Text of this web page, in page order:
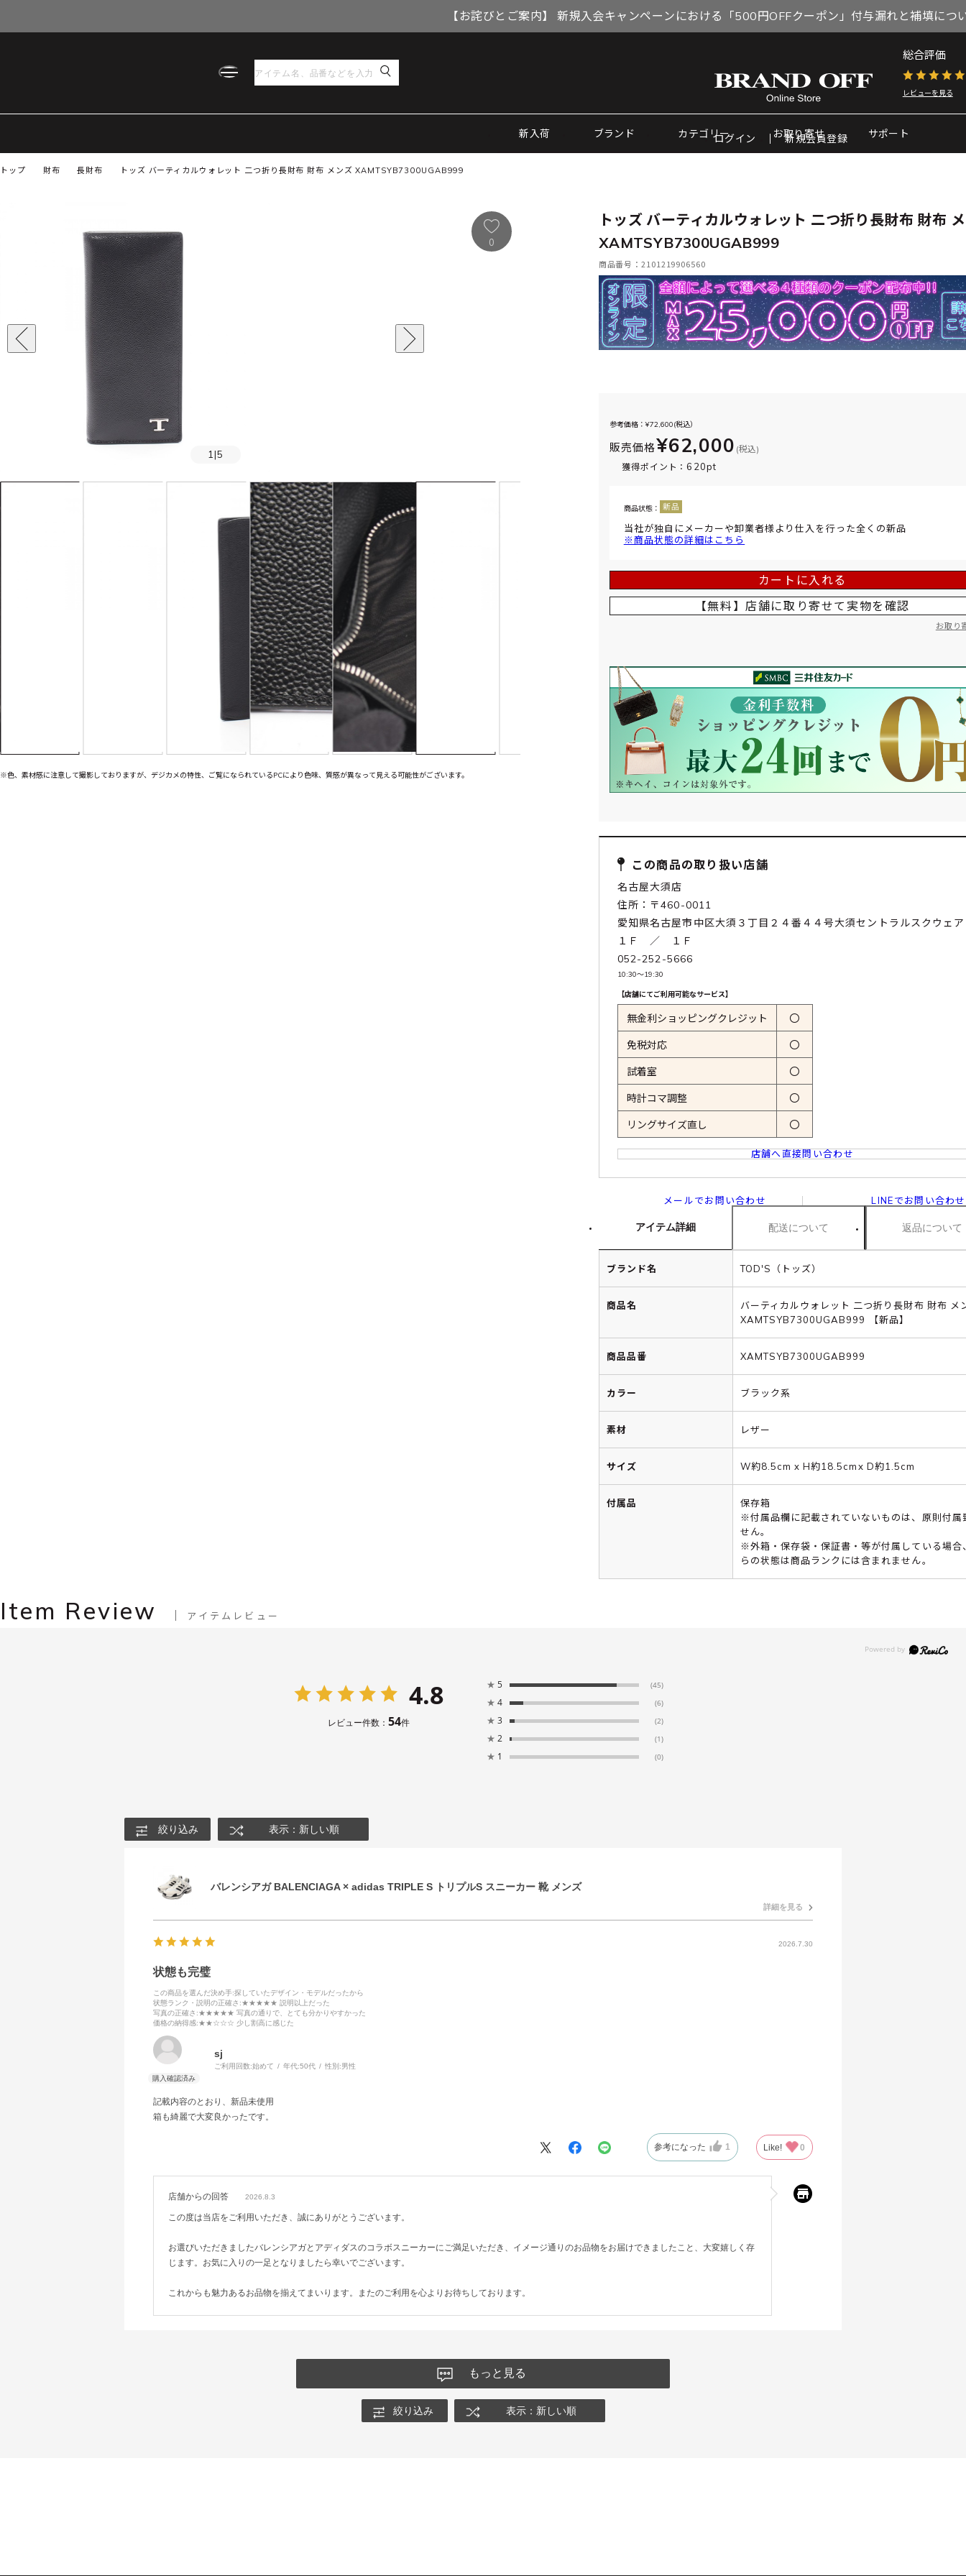
【お詫びとご案内】 新規入会キャンペーンにおける「500円OFFクーポン」付与漏れと補填につ
総合評価
レビューを見る
新入荷 ブランド カテゴリー お取り寄せ サポート
ログイン 新規会員登録
トップ トッズ バーティカルウォレット 二つ折り長財布 財布 メンズ XAMTSYB7300UGAB999
財布 長財布
1 |5
0
※色、素材感に注意して撮影しておりますが、デジカメの特性、ご覧になられているPCにより色味、質感が異なって見える可能性がございます。
トッズ バーティカルウォレット 二つ折り長財布 財布
XAMTSYB7300UGAB999
商品番号：2101219906560
参考価格：¥72,600(税込）
販売価格¥62,000 (税込)
獲得ポイント： 620pt
商品状態：
当社が独自にメーカーや卸業者様より仕入を行った全くの新品
※商品状態の詳細はこちら
カートに入れる
【無料】店舗に取り寄せて 実物を確認
お取り
この商品の取り扱い店舗
名古屋大須店
住所：〒460-0011
愛知県名古屋市中区大須３丁目２４番４４号大須セントラルスクウェ
１Ｆ ／ １Ｆ
052-252-5666
10:30〜19:30
【店舗にてご利用可能なサービス】
無金利ショッピングクレジット 〇
免税対応 〇
試着室 〇
時計コマ調整 〇
リングサイズ直し 〇
店舗へ直接問い合わせ
メールでお問い合わせ LINEでお問い合わせ
アイテム詳細 配送について 返品について
ブランド名 TOD'S（トッズ）
商品名
バーティカルウォレット 二つ折り長財布 財布 メ
XAMTSYB7300UGAB999 【新品】
商品品番 XAMTSYB7300UGAB999
カラー ブラック系
素材 レザー
サイズ W約8.5cm x H約18.5cmx D約1.5cm
付属品
保存箱
※付属品欄に記載されていないものは、原則付属
せん。
※外箱・保存袋・保証書・等が付属している場合
らの状態は商品ランクには含まれません。
Item Review アイテムレビュー
4.8
レビュー件数： 54件
★ 5 (45)
★ 4 (6)
★ 3 (2)
★ 2 (1)
★ 1 (0)
絞り込み 表示：新しい順
バレンシアガ BALENCIAGA × adidas TRIPLE S トリプルS スニーカー 靴 メンズ
詳細を見る
2026.7.30
状態も完璧
この商品を選んだ決め手:探していたデザイン・モデルだったから
状態ランク・説明の正確さ :★★★★★ 説明以上だった
写真の正確さ :★★★★★ 写真の通りで、とても分かりやすかった
価格の納得感:★★☆☆☆ 少し割高に感じた
sj
ご利用回数:始めて 年代:50代 性別:男性
記載内容のとおり、新品未使用
箱も綺麗で大変良かったです。
参考になった 1 Like! 0
店舗からの回答 2026.8.3
この度は当店をご利用いただき、誠にありがとうございます。
お選びいただきましたバレンシアガとアディダスのコラボスニーカーにご満足いただき、イメージ通りのお品物をお届けできましたこと、大変嬉しく存
じます。お気に入りの一足となりましたら幸いでございます。
これからも魅力あるお品物を揃えてまいります。またのご利用を心よりお待ちしております。
もっと見る
絞り込み 表示：新しい順